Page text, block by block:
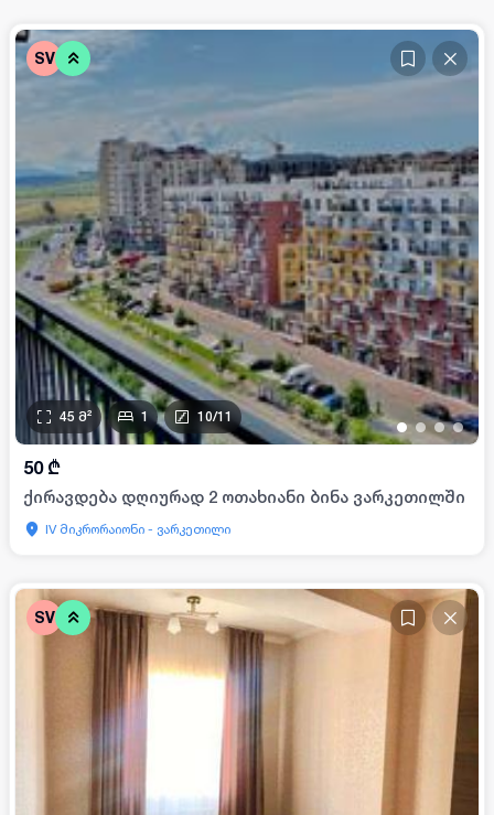
SV
••••
45 მ² 1 10/11
50 ₾
ქირავდება დღიურად 2 ოთახიანი ბინა ვარკეთილში
IV მიკრორაიონი - ვარკეთილი
SV